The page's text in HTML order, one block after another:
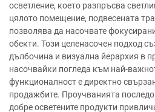
осветление, което разпръсва
цялото помещение, подвесената
позволява да насочвате
обекти. Този целенасочен подход
дълбочина и визуална йерархия в
насочвайки погледа към най-
функционалност е директно
продажбите. Проучванията
добре осветените продукти